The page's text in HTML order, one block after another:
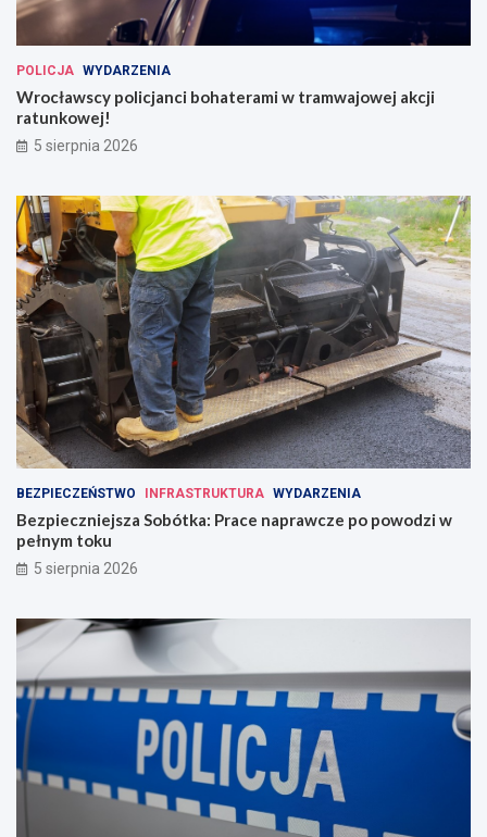
POLICJA WYDARZENIA
Wrocławscy policjanci bohaterami w tramwajowej akcji
ratunkowej!
5 sierpnia 2026
BEZPIECZEŃSTWO INFRASTRUKTURA WYDARZENIA
Bezpieczniejsza Sobótka: Prace naprawcze po powodzi w
pełnym toku
5 sierpnia 2026